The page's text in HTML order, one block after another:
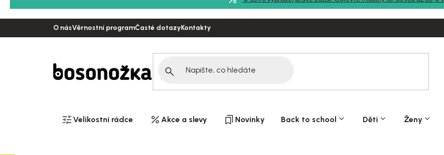
na
O násVěrnostní programČasté dotazyKontakty
Velikostní rádce Akce a slevy Novinky Back to school Děti Ženy